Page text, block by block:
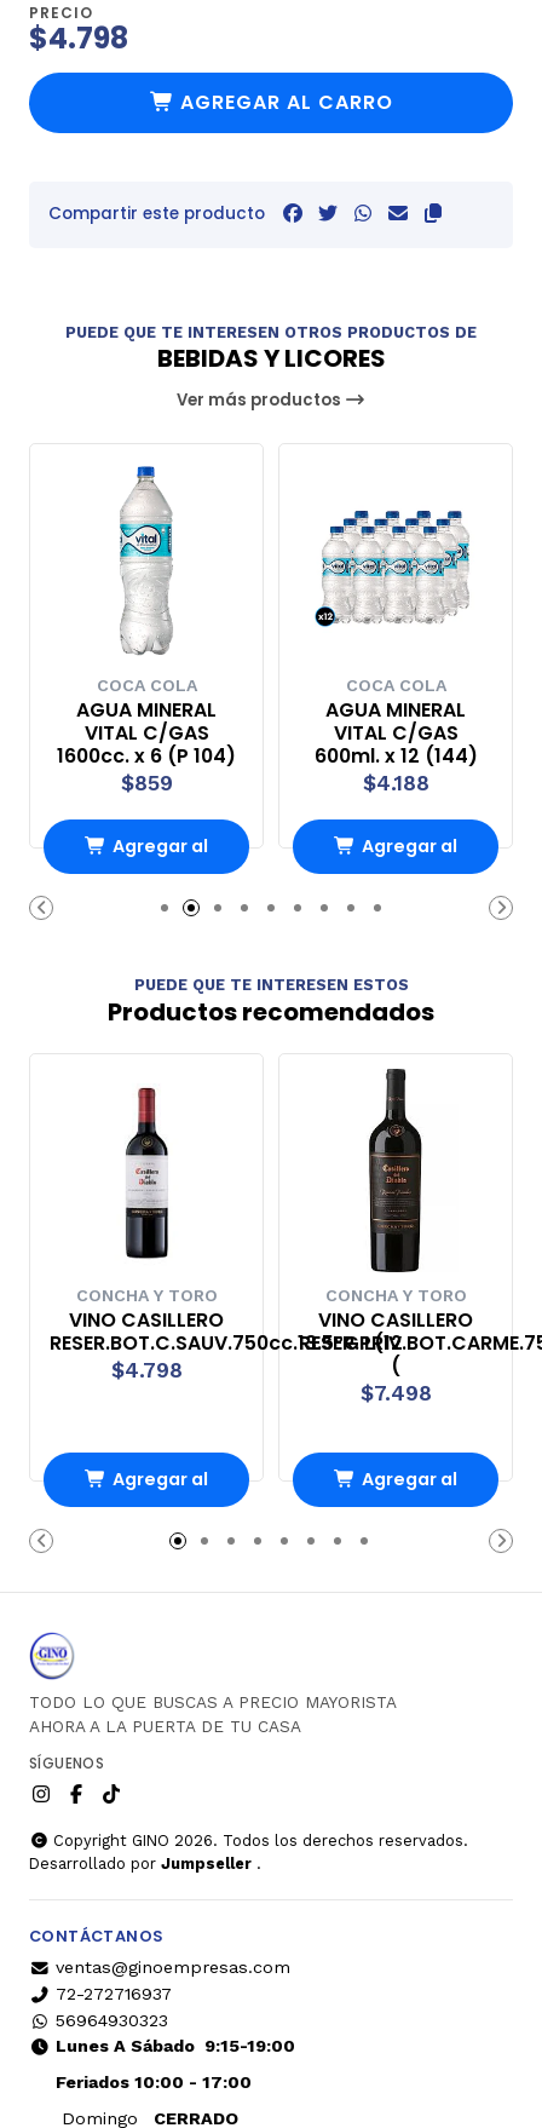
PRECIO
$4.798
AGREGAR AL CARRO
Compartir este producto
PUEDE QUE TE INTERESEN OTROS PRODUCTOS DE
BEBIDAS Y LICORES
Ver más productos
COCA COLA
AGUA MINERAL
VITAL C/GAS
1600cc. x 6 (P 104)
$859
Agregar al
carrito
COCA COLA
AGUA MINERAL
VITAL C/GAS
600ml. x 12 (144)
$4.188
Agregar al
carrito
PUEDE QUE TE INTERESEN ESTOS
Productos recomendados
CONCHA Y TORO
VINO CASILLERO
RESER.BOT.C.SAUV.750cc.13.5ºG.L(12
$4.798
Agregar al
carrito
CONCHA Y TORO
VINO CASILLERO
(
$7.498
Agregar al
carrito
TODO LO QUE BUSCAS A PRECIO MAYORISTA
AHORA A LA PUERTA DE TU CASA
SÍGUENOS
Copyright GINO 2026. Todos los derechos reservados.
Desarrollado por Jumpseller .
CONTÁCTANOS
ventas@ginoempresas.com
72-272716937
56964930323
Lunes A Sábado9:15-19:00
Feriados 10:00 - 17:00
Domingo
CERRADO